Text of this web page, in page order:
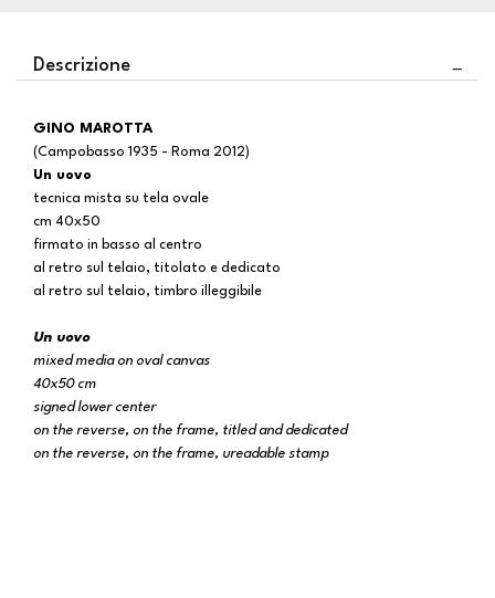
Descrizione
GINO MAROTTA
(Campobasso 1935 - Roma 2012)
Un uovo
tecnica mista su tela ovale
cm 40x50
firmato in basso al centro
al retro sul telaio, titolato e dedicato
al retro sul telaio, timbro illeggibile
Un uovo
mixed media on oval canvas
40x50 cm
signed lower center
on the reverse, on the frame, titled and dedicated
on the reverse, on the frame, ureadable stamp